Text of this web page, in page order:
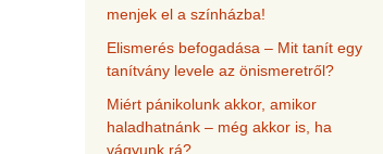
menjek el a színházba!
Elismerés befogadása – Mit tanít egy
tanítvány levele az önismeretről?
Miért pánikolunk akkor, amikor
haladhatnánk – még akkor is, ha
vágyunk rá?